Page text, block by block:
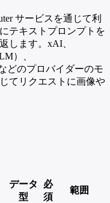
サービスを通じて利
テキストプロンプトを
します。xAI、
）、
どのプロバイダーのモ
てリクエストに画像や
データ
型
必
須
範囲